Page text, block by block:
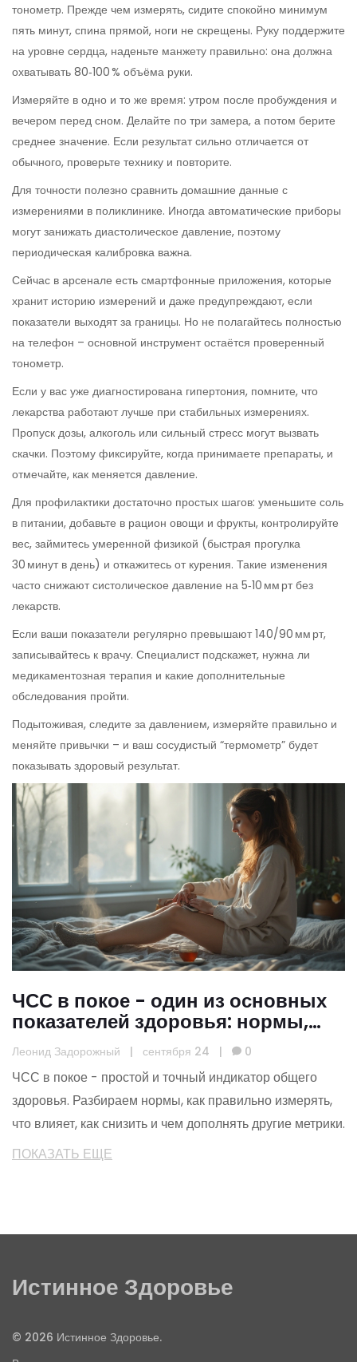
тонометр. Прежде чем измерять, сидите спокойно минимум
пять минут, спина прямой, ноги не скрещены. Руку поддержите
на уровне сердца, наденьте манжету правильно: она должна
охватывать 80‑100 % объёма руки.
Измеряйте в одно и то же время: утром после пробуждения и
вечером перед сном. Делайте по три замера, а потом берите
среднее значение. Если результат сильно отличается от
обычного, проверьте технику и повторите.
Для точности полезно сравнить домашние данные с
измерениями в поликлинике. Иногда автоматические приборы
могут занижать диастолическое давление, поэтому
периодическая калибровка важна.
Сейчас в арсенале есть смартфонные приложения, которые
хранит историю измерений и даже предупреждают, если
показатели выходят за границы. Но не полагайтесь полностью
на телефон – основной инструмент остаётся проверенный
тонометр.
Если у вас уже диагностирована гипертония, помните, что
лекарства работают лучше при стабильных измерениях.
Пропуск дозы, алкоголь или сильный стресс могут вызвать
скачки. Поэтому фиксируйте, когда принимаете препараты, и
отмечайте, как меняется давление.
Для профилактики достаточно простых шагов: уменьшите соль
в питании, добавьте в рацион овощи и фрукты, контролируйте
вес, займитесь умеренной физикой (быстрая прогулка
30 минут в день) и откажитесь от курения. Такие изменения
часто снижают систолическое давление на 5‑10 мм рт без
лекарств.
Если ваши показатели регулярно превышают 140/90 мм рт,
записывайтесь к врачу. Специалист подскажет, нужна ли
медикаментозная терапия и какие дополнительные
обследования пройти.
Подытоживая, следите за давлением, измеряйте правильно и
меняйте привычки – и ваш сосудистый “термометр” будет
показывать здоровый результат.
ЧСС в покое - один из основных
показателей здоровья: нормы,
измерение, улучшение
Леонид Задорожный | сентября 24 | 0
ЧСС в покое - простой и точный индикатор общего
здоровья. Разбираем нормы, как правильно измерять,
что влияет, как снизить и чем дополнять другие метрики.
ПОКАЗАТЬ ЕЩЕ
Истинное Здоровье
© 2026 Истинное Здоровье.